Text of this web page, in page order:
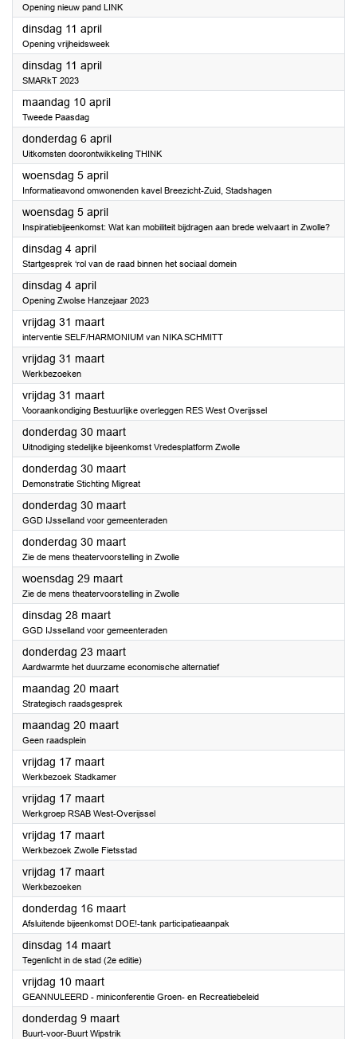
Opening nieuw pand LINK
dinsdag 11 april2023
Opening vrijheidsweek
dinsdag 11 april2023
SMARkT 2023
maandag 10 april2023
Tweede Paasdag
donderdag 6 april2023
Uitkomsten doorontwikkeling THINK
woensdag 5 april2023
Informatieavond omwonenden kavel Breezicht-Zuid, Stadshagen
woensdag 5 april2023
Inspiratiebijeenkomst: Wat kan mobiliteit bijdragen aan brede welvaart in Zwolle?
dinsdag 4 april2023
Startgesprek ‘rol van de raad binnen het sociaal domein
dinsdag 4 april2023
Opening Zwolse Hanzejaar 2023
vrijdag 31 maart2023
interventie SELF/HARMONIUM van NIKA SCHMITT
vrijdag 31 maart2023
Werkbezoeken
vrijdag 31 maart2023
Vooraankondiging Bestuurlijke overleggen RES West Overijssel
donderdag 30 maart2023
Uitnodiging stedelijke bijeenkomst Vredesplatform Zwolle
donderdag 30 maart2023
Demonstratie Stichting Migreat
donderdag 30 maart2023
GGD IJsselland voor gemeenteraden
donderdag 30 maart2023
Zie de mens theatervoorstelling in Zwolle
woensdag 29 maart2023
Zie de mens theatervoorstelling in Zwolle
dinsdag 28 maart2023
GGD IJsselland voor gemeenteraden
donderdag 23 maart2023
Aardwarmte het duurzame economische alternatief
maandag 20 maart2023
Strategisch raadsgesprek
maandag 20 maart2023
Geen raadsplein
vrijdag 17 maart2023
Werkbezoek Stadkamer
vrijdag 17 maart2023
Werkgroep RSAB West-Overijssel
vrijdag 17 maart2023
Werkbezoek Zwolle Fietsstad
vrijdag 17 maart2023
Werkbezoeken
donderdag 16 maart2023
Afsluitende bijeenkomst DOE!-tank participatieaanpak
dinsdag 14 maart2023
Tegenlicht in de stad (2e editie)
vrijdag 10 maart2023
GEANNULEERD - miniconferentie Groen- en Recreatiebeleid
donderdag 9 maart2023
Buurt-voor-Buurt Wipstrik